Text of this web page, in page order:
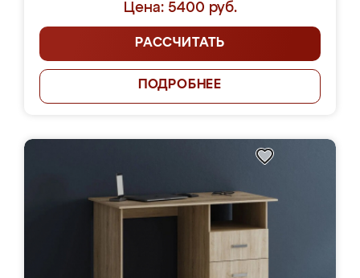
Цена: 5400 руб.
РАССЧИТАТЬ
ПОДРОБНЕЕ